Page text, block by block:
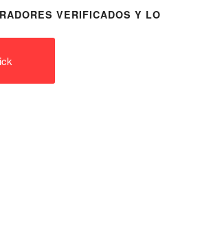
VERIFICADOS Y LO